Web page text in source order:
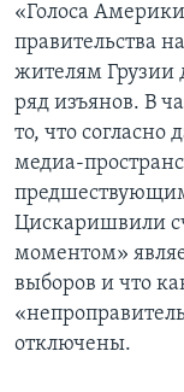
«Голоса
правительства
жителям Грузии
ряд изъянов. В
то, что
медиа-
Цискаришвили
моментом»
выборов и что
отключены.